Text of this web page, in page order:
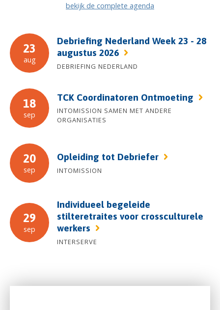
bekijk de complete agenda
23
aug
Debriefing Nederland Week 23 - 28
augustus 2026
DEBRIEFING NEDERLAND
18
sep
TCK Coordinatoren Ontmoeting
INTOMISSION SAMEN MET ANDERE
ORGANISATIES
20
sep
Opleiding tot Debriefer
INTOMISSION
29
sep
Individueel begeleide
stilteretraites voor crossculturele
werkers
INTERSERVE